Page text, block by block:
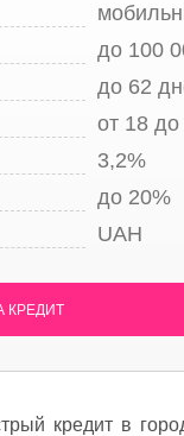
до 100
до 62
от 18 до
3,2%
до 20%
UAH
КРЕДИТ
кредит в